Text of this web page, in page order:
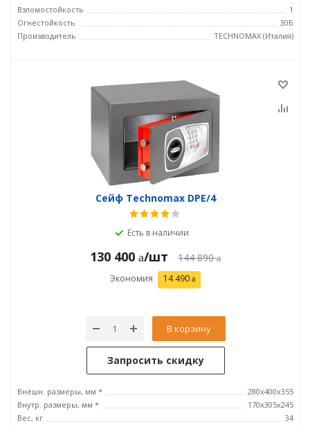
Взломостойкость
1
Огнестойкость
30Б
Производитель
TECHNOMAX (Италия)
Сейф Technomax DPE/4
Есть в наличии
130 400 /шт 144 890
Экономия 14 490
В корзину
Запросить скидку
Внешн. размеры, мм *
280х400х355
Внутр. размеры, мм *
170х305х245
Вес, кг
34